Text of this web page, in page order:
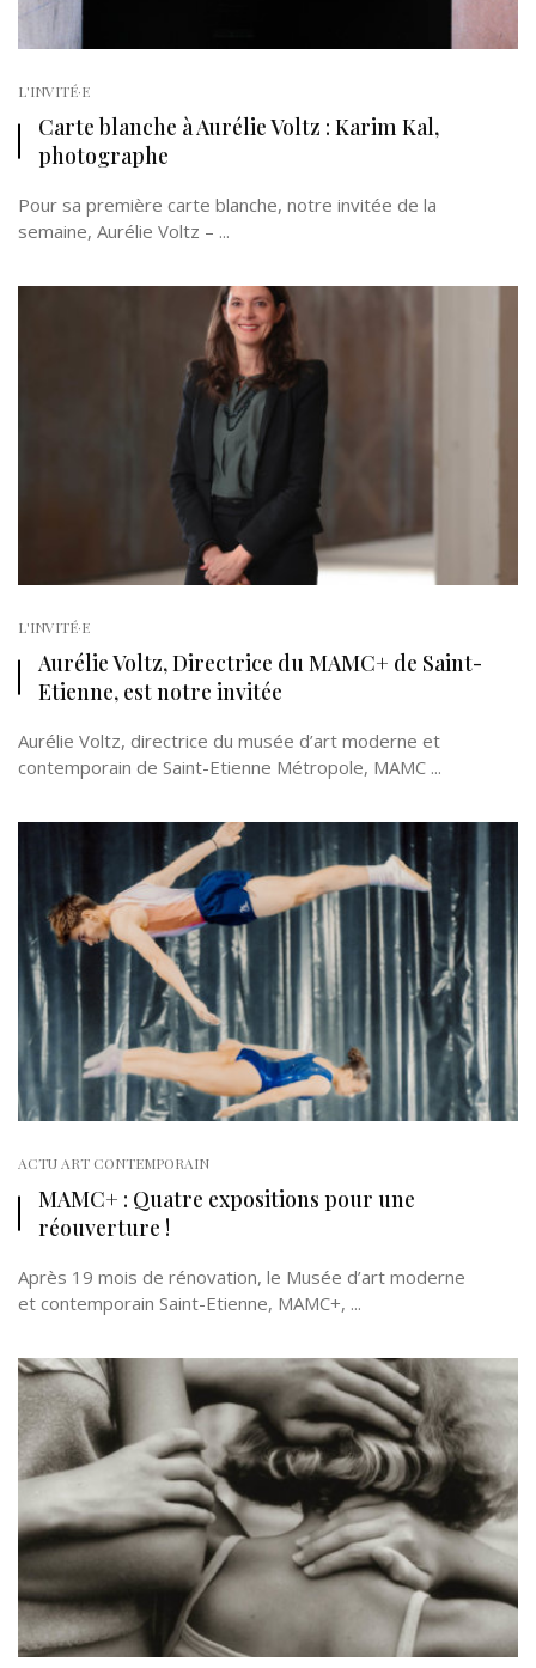
L'INVITÉ·E
Carte blanche à Aurélie Voltz : Karim Kal,
photographe
Pour sa première carte blanche, notre invitée de la
semaine, Aurélie Voltz – ...
L'INVITÉ·E
Aurélie Voltz, Directrice du MAMC+ de Saint-
Etienne, est notre invitée
Aurélie Voltz, directrice du musée d’art moderne et
contemporain de Saint-Etienne Métropole, MAMC ...
ACTU ART CONTEMPORAIN
MAMC+ : Quatre expositions pour une
réouverture !
Après 19 mois de rénovation, le Musée d’art moderne
et contemporain Saint-Etienne, MAMC+, ...